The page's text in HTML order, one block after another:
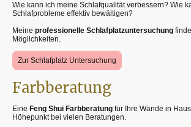
Wie kann ich meine Schlafqualität verbessern? Wie
Schlafprobleme effektiv bewältigen?
Meine professionelle Schlafplatzuntersuchung
Möglichkeiten.
Zur Schlafplatz Untersuchung
Farbberatung
Eine Feng Shui Farbberatung für Ihre Wände in
Höhepunkt bei vielen Beratungen.